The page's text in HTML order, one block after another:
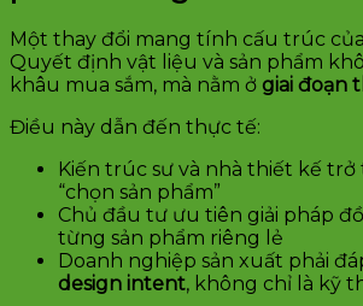
Một thay đổi mang tính cấu trúc
Quyết định vật liệu và sản phẩm
khâu mua sắm, mà nằm ở giai đoạn
Điều này dẫn đến thực tế:
Kiến trúc sư và nhà thiết kế
“chọn sản phẩm”
Chủ đầu tư ưu tiên giải pháp
từng sản phẩm riêng lẻ
Doanh nghiệp sản xuất phải
design intent, không chỉ là kỹ